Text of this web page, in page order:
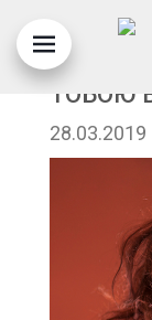
ТАМАРА
ТОБОЮ
28.03.2019